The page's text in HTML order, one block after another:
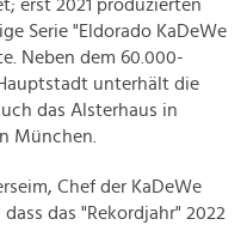
erst 2021 produzierten
Serie "Eldorado KaDeWe
Neben dem 60.000-
unterhält die
das Alsterhaus in
München.
Chef der KaDeWe
dass das "Rekordjahr" 2022